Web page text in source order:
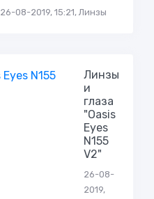
26-08-2019, 15:21, Линзы
Линзы
и
глаза
"Oasis
Eyes
N155
V2"
26-08-
2019,